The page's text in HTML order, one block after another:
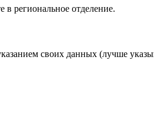
в региональное отделение.
своих данных (лучше